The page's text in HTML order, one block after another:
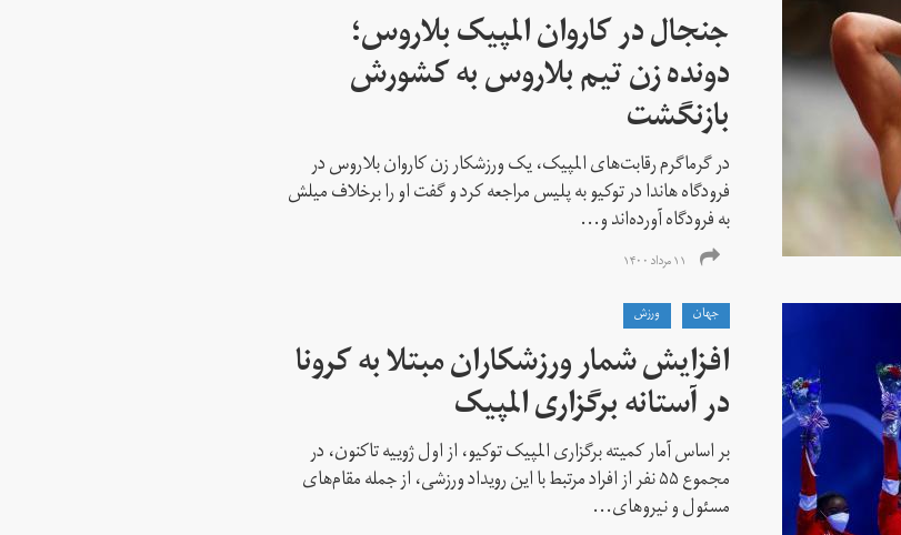
جنجال در کاروان المپیک بلاروس؛
دونده زن تیم بلاروس به کشورش
بازنگشت
در گرماگرم رقابت‌های المپیک، یک ورزشکار زن کاروان بلاروس در
فرودگاه هاندا در توکیو به پلیس مراجعه کرد و گفت او را برخلاف میلش
به فرودگاه آورده‌اند و...
۱۱ مرداد ۱۴۰۰
جهان
ورزش
افزایش شمار ورزشکاران مبتلا به کرونا
در آستانه برگزاری المپیک
بر اساس آمار کمیته برگزاری المپیک توکیو، از اول ژوییه تاکنون، در
مجموع ۵۵ نفر از افراد مرتبط با این رویداد ورزشی، از جمله مقام‌های
مسئول و نیروهای...